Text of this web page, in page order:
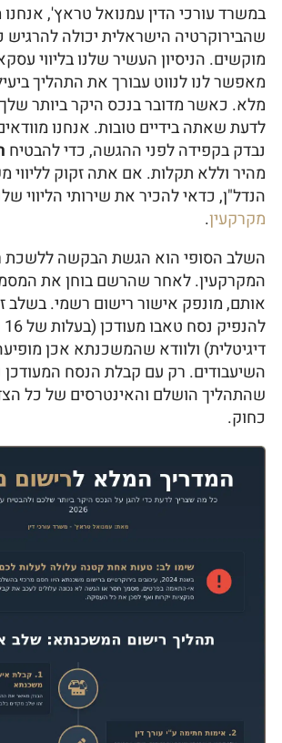
במשרד עורכי הדין עמנואל טראץ', אנחנו
שהבירוקרטיה הישראלית יכולה
מוקשים. הניסיון העשיר שלנו בליווי
מאפשר לנו לנווט עבורך את התהליך
מלא. כאשר מדובר בנכס היקר ביותר
לדעת שאתה בידיים טובות. אנחנו
נבדק בקפידה לפני ההגשה, כדי להבטיח
מהיר וללא תקלות. אם אתה זקוק לליווי
הנדל"ן, כדאי להכיר את שירותי הליווי
מקרקעין.
השלב הסופי הוא הגשת הבקשה ללשכת
המקרקעין. לאחר שהרשם בוחן את
אותם, מונפק אישור רישום רשמי. בשלב
דיגיטלית) ולוודא שהמשכנתא אכן
השיעבודים. רק עם קבלת הנסח המעודכן
שהתהליך הושלם והאינטרסים של כל
כחוק.